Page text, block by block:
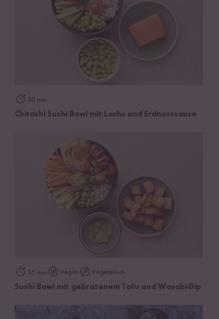
30 min
Chirashi Sushi Bowl mit Lachs und Erdnusssauce
35 min Vegan Vegetarisch
Sushi Bowl mit gebratenem Tofu und Wasabi-Dip